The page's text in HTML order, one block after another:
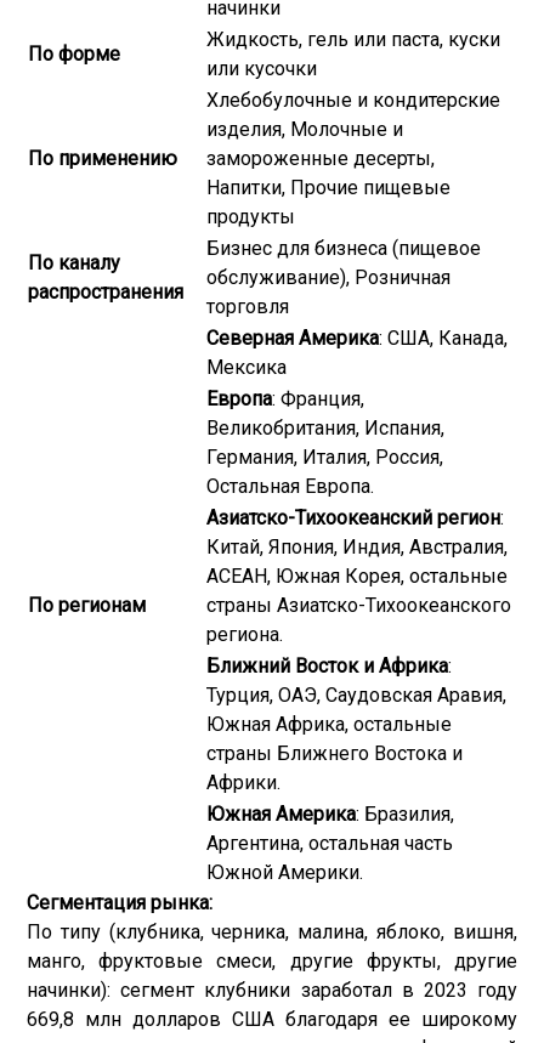
начинки
По форме
Жидкость, гель или паста, куски
или кусочки
По применению
Хлебобулочные и кондитерские
изделия, Молочные и
замороженные десерты,
Напитки, Прочие пищевые
продукты
По каналу
распространения
Бизнес для бизнеса (пищевое
обслуживание), Розничная
торговля
По регионам
Северная Америка: США, Канада,
Мексика
Европа: Франция,
Великобритания, Испания,
Германия, Италия, Россия,
Остальная Европа.
Азиатско-Тихоокеанский регион:
Китай, Япония, Индия, Австралия,
АСЕАН, Южная Корея, остальные
страны Азиатско-Тихоокеанского
региона.
Ближний Восток и Африка:
Турция, ОАЭ, Саудовская Аравия,
Южная Африка, остальные
страны Ближнего Востока и
Африки.
Южная Америка: Бразилия,
Аргентина, остальная часть
Южной Америки.
Сегментация рынка:
По типу (клубника, черника, малина, яблоко, вишня,
манго, фруктовые смеси, другие фрукты, другие
начинки): сегмент клубники заработал в 2023 году
669,8 млн долларов США благодаря ее широкому